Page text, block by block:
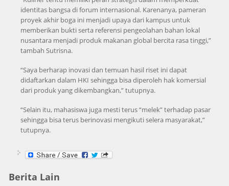
identitas bangsa di forum internasional. Karenanya, pameran
proyek akhir boga ini menjadi upaya dari kampus untuk
memberikan bukti serta referensi pengeolahan bahan lokal
nusantara menjadi produk makanan global bercita rasa tinggi,”
tambah Sutrisna.
“Saya berharap inovasi dan temuan hasil riset ini dapat
didaftarkan dalam HKI sehingga bisa diperoleh hak komersial
dari produk yang dikembangkan,” tutupnya.
“Selain itu, mahasiswa juga mesti terus “melek” terhadap pasar
sehingga bisa terus berinovasi mengikuti selera masyarakat,”
tutupnya.
Berita Lain